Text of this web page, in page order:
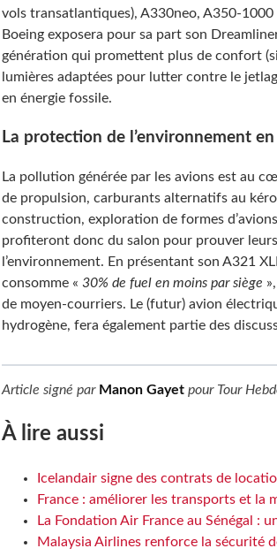
vols transatlantiques), A330neo, A350-
Boeing exposera pour sa part son
génération qui promettent plus de confort
lumières adaptées pour lutter contre le
en énergie fossile.
La protection de l’environnement
La pollution générée par les avions est au
de propulsion, carburants alternatifs au
construction, exploration de formes
profiteront donc du salon pour prouver
l’environnement. En présentant son A321
consomme « 30% de fuel en moins par siège
de moyen-courriers. Le (futur) avion
hydrogène, fera également partie des
Article signé par Manon Gayetpour Tour
À lire aussi
Icelandair signe des contrats de
France : améliorer les transports et la
La Fondation Air France au Sénégal :
Malaysia Airlines renforce la sécurité